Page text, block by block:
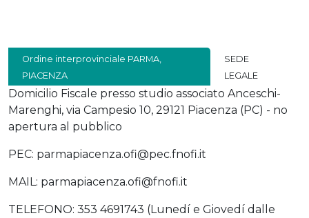
Ordine interprovinciale PARMA,
PIACENZA
SEDE
LEGALE
Domicilio Fiscale presso studio associato Anceschi-
Marenghi, via Campesio 10, 29121 Piacenza (PC) - no
apertura al pubblico
PEC: parmapiacenza.ofi@pec.fnofi.it
MAIL: parmapiacenza.ofi@fnofi.it
TELEFONO: 353 4691743 (Lunedí e Giovedí dalle